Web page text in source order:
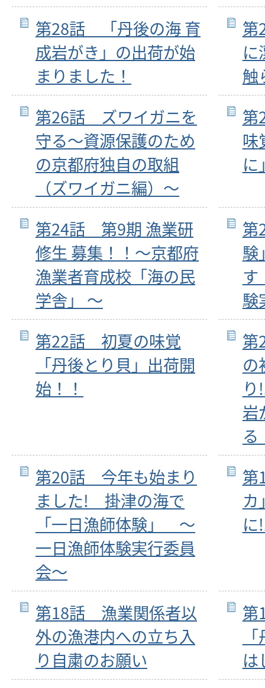
第28話 「丹後の海 育
成岩がき」の出荷が始
まりました！
第
に
触
第26話 ズワイガニを
守る～資源保護のため
の京都府独自の取組
（ズワイガニ編）～
第
味
に
第24話 第9期 漁業研
修生 募集！！～京都府
漁業者育成校「海の民
学舎」 ～
第
験
験
第22話 初夏の味覚
「丹後とり貝」出荷開
始！！
第
の
岩
る
第20話 今年も始まり
ました! 掛津の海で
「一日漁師体験」 ～
一日漁師体験実行委員
会～
第
カ
に
第18話 漁業関係者以
外の漁港内への立ち入
り自粛のお願い
第
は